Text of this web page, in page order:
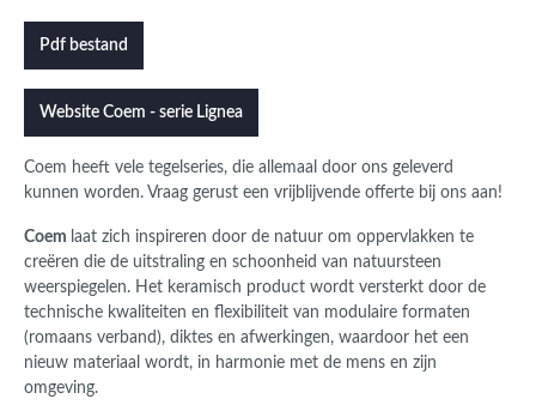
Pdf bestand
Website Coem - serie Lignea
Coem heeft vele tegelseries, die allemaal door ons geleverd
kunnen worden. Vraag gerust een vrijblijvende offerte bij ons aan!
Coem laat zich inspireren door de natuur om oppervlakken te
creëren die de uitstraling en schoonheid van natuursteen
weerspiegelen. Het keramisch product wordt versterkt door de
technische kwaliteiten en flexibiliteit van modulaire formaten
(romaans verband), diktes en afwerkingen, waardoor het een
nieuw materiaal wordt, in harmonie met de mens en zijn
omgeving.